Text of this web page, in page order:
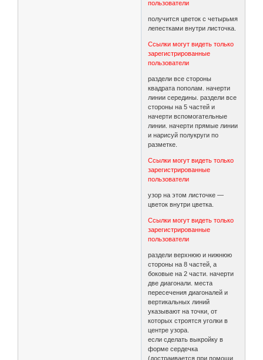
пользователи
получится цветок с четырьмя
лепестками внутри листочка.
Ссылки могут видеть только
зарегистрированные
пользователи
раздели все стороны
квадрата пополам. начерти
линии середины. раздели все
стороны на 5 частей и
начерти вспомогательные
линии. начерти прямые линии
и нарисуй полукруги по
разметке.
Ссылки могут видеть только
зарегистрированные
пользователи
узор на этом листочке —
цветок внутри цветка.
Ссылки могут видеть только
зарегистрированные
пользователи
раздели верхнюю и нижнюю
стороны на 8 частей, а
боковые на 2 части. начерти
две диагонали. места
пересечения диагоналей и
вертикальных линий
указывают на точки, от
которых строятся уголки в
центре узора.
если сделать выкройку в
форме сердечка
(достраивается при помощи